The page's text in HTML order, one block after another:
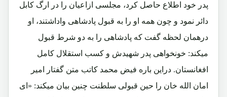
پدر خود اطلاع حاصل کرد، مجلسی ازاعیان را در ارگ کابل
دائر نمود و چون همه او را به قبول پادشاهی واداشتند، او
درهمان لحظه گفت که پادشاهی را به دو شرط قبول
میکند: خونخواهی پدر شهیدش و کسب استقلال کامل
افغانستان. دراین باره فیض محمد کاتب متن گفتار امیر
امان الله خان را حین قبولی سلطنت چنین بیان میکند: «ای